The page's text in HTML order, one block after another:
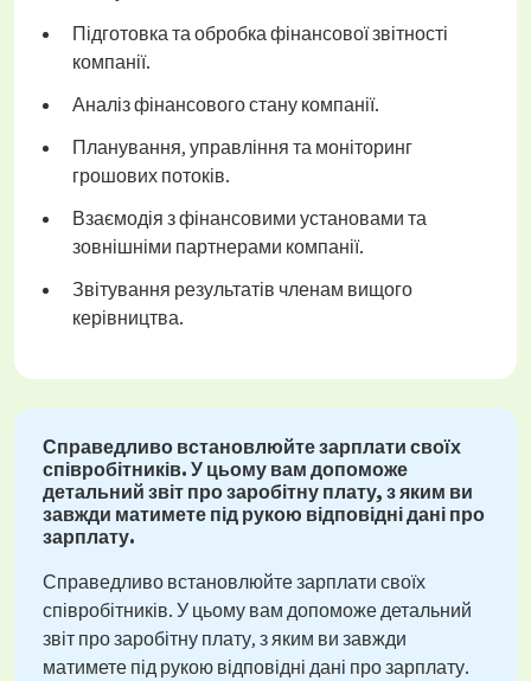
Підготовка та обробка фінансової звітності
компанії.
Аналіз фінансового стану компанії.
Планування, управління та моніторинг
грошових потоків.
Взаємодія з фінансовими установами та
зовнішніми партнерами компанії.
Звітування результатів членам вищого
керівництва.
Справедливо встановлюйте зарплати своїх
співробітників. У цьому вам допоможе
детальний звіт про заробітну плату, з яким ви
завжди матимете під рукою відповідні дані про
зарплату.
Справедливо встановлюйте зарплати своїх
співробітників. У цьому вам допоможе детальний
звіт про заробітну плату, з яким ви завжди
матимете під рукою відповідні дані про зарплату.